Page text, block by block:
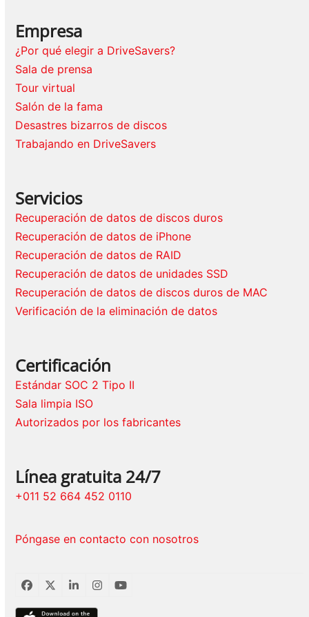
Empresa
¿Por qué elegir a DriveSavers?
Sala de prensa
Tour virtual
Salón de la fama
Desastres bizarros de discos
Trabajando en DriveSavers
Servicios
Recuperación de datos de discos duros
Recuperación de datos de iPhone
Recuperación de datos de RAID
Recuperación de datos de unidades SSD
Recuperación de datos de discos duros de MAC
Verificación de la eliminación de datos
Certificación
Estándar SOC 2 Tipo II
Sala limpia ISO
Autorizados por los fabricantes
Línea gratuita 24/7
+011 52 664 452 0110
Póngase en contacto con nosotros
Facebook
TwitterLinkedInInstagram
YouTube